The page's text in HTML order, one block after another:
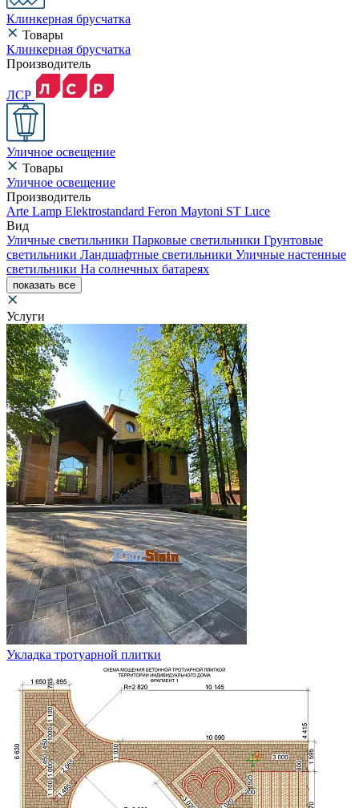
Клинкерная брусчатка
Товары
Клинкерная брусчатка
Производитель
ЛСР
Уличное освещение
Товары
Уличное освещение
Производитель
Arte Lamp Elektrostandard Feron Maytoni ST Luce
Вид
Уличные светильники Парковые светильники Грунтовые
светильники Ландшафтные светильники Уличные настенные
светильники На солнечных батареях
показать все
Услуги
Укладка тротуарной плитки